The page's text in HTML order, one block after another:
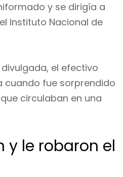
y se dirigía a
Instituto Nacional de
el efectivo
cuando fue sorprendido
circulaban en una
y le robaron el